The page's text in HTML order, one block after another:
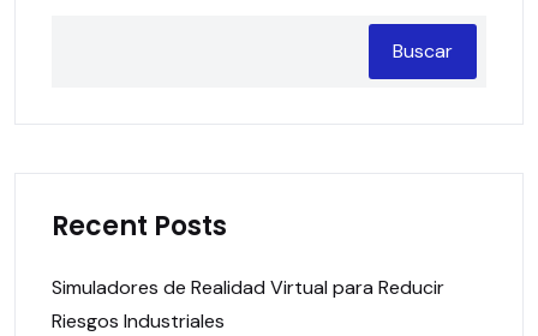
Buscar
Recent Posts
Simuladores de Realidad Virtual para Reducir
Riesgos Industriales